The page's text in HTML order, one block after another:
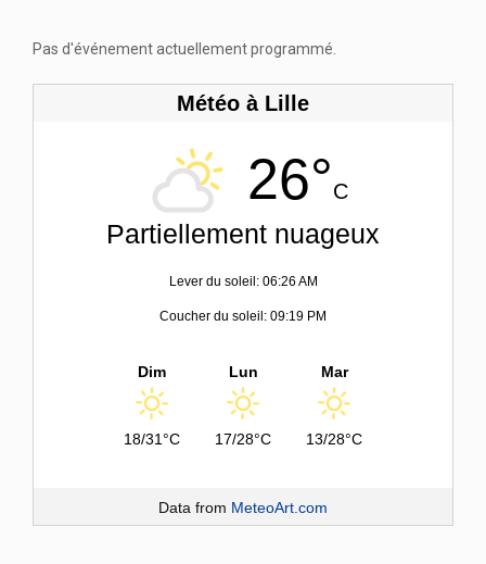
Pas d'événement actuellement programmé.
Météo à Lille
26°C
Partiellement nuageux
Lever du soleil: 06:26 AM
Coucher du soleil: 09:19 PM
Dim
18/31°C
Lun
17/28°C
Mar
13/28°C
Data from MeteoArt.com